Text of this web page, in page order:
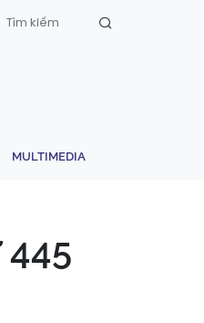
MULTIMEDIA